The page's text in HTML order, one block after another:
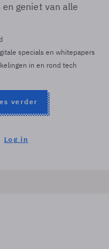
geniet van alle
specials en whitepapers
in en rond tech
verder
Log in